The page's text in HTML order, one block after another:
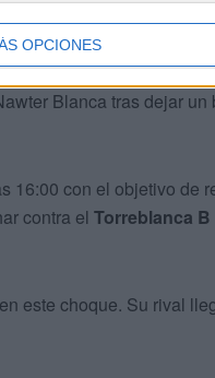
OPCIONES
al filial de
pueden dar fe de que su
Blanca tras dejar
16:00 con el objetivo de
contra el Torreblanca B
este choque. Su rival